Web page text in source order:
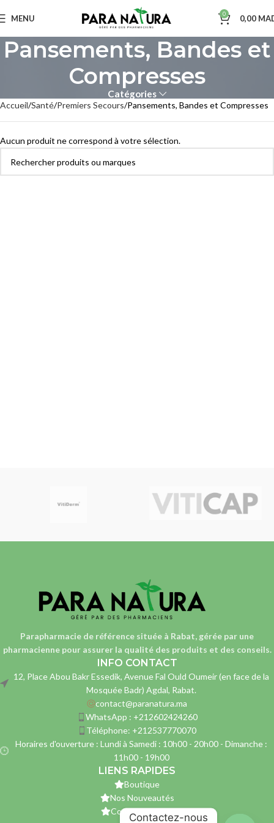
MENU 0 0,00
Pansements, Bandes et
Compresses
Catégories
Accueil Santé Premiers Secours Pansements, Bandes et Compresses
Aucun produit ne correspond à votre sélection.
Parapharmacie de référence située à Rabat, gérée par une
pharmaciennepour assurer la qualité des produits et des conseils.
INFO CONTACT
12, Place Abou Bakr Essedik, Avenue Fal Ould Oumeir (en face de la
Mosquée Badr) Agdal, Rabat.
contact@paranatura.ma
WhatsApp : +212602424260
Téléphone: +212537770070
Horaires d'ouverture : Lundi à Samedi : 10h00 - 20h00 - Dimanche :
11h00 - 19h00
LIENS RAPIDES
Boutique
Nos Nouveautés
Contactez-nous
Contactez-nous